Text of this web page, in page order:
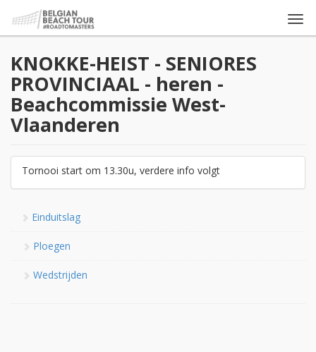
KNOKKE-HEIST - SENIORES
PROVINCIAAL - heren -
Beachcommissie West-
Vlaanderen
Tornooi start om 13.30u, verdere info volgt
Einduitslag
Ploegen
Wedstrijden